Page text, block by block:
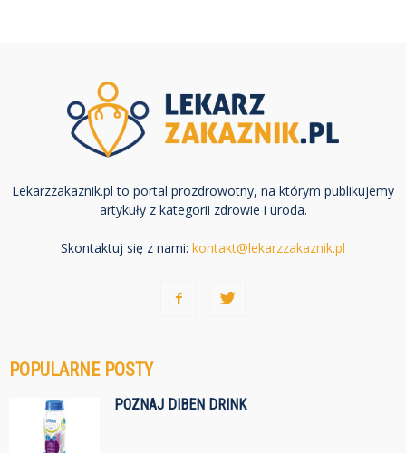
Lekarzzakaznik.pl to portal prozdrowotny, na którym publikujemy
artykuły z kategorii zdrowie i uroda.
Skontaktuj się z nami: kontakt@lekarzzakaznik.pl
POPULARNE POSTY
POZNAJ DIBEN DRINK